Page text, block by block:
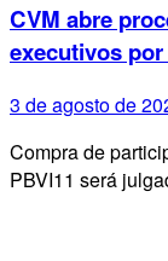
CVM abre
executivos
3 de agosto de
Compra de
PBVI11 será